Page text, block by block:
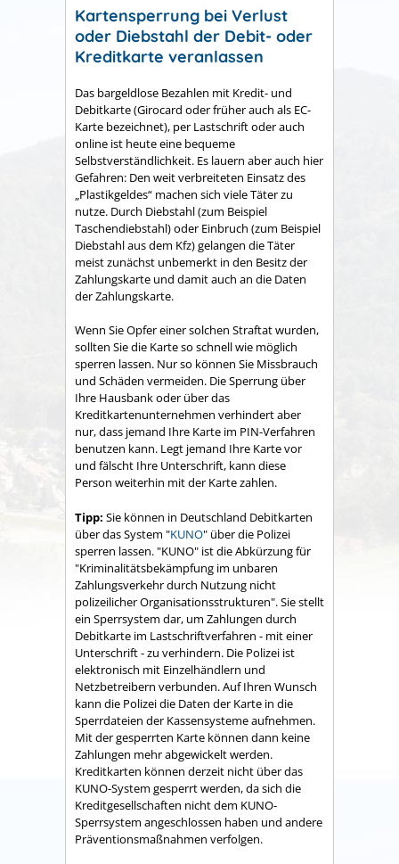
Kartensperrung bei Verlust
oder Diebstahl der Debit- oder
Kreditkarte veranlassen
Das bargeldlose Bezahlen mit Kredit- und
Debitkarte (Girocard oder früher auch als EC-
Karte bezeichnet), per Lastschrift oder auch
online ist heute eine bequeme
Selbstverständlichkeit. Es lauern aber auch hier
Gefahren: Den weit verbreiteten Einsatz des
„Plastikgeldes“ machen sich viele Täter zu
nutze. Durch Diebstahl(zum Beispiel
Taschendiebstahl)oder Einbruch (zum Beispiel
Diebstahl aus dem Kfz)gelangen die Täter
meist zunächst unbemerkt in den Besitz der
Zahlungskarte und damit auch an die Daten
der Zahlungskarte.
Wenn Sie Opfer einer solchen Straftat wurden,
sollten Sie die Karte so schnell wie möglich
sperren lassen. Nur so können Sie Missbrauch
und Schäden vermeiden. Die Sperrung über
Ihre Hausbank oder über das
Kreditkartenunternehmen verhindert aber
nur, dass jemand Ihre Karte im PIN-Verfahren
benutzen kann. Legt jemand Ihre Karte vor
und fälscht Ihre Unterschrift, kann diese
Person weiterhin mit der Karte zahlen.
Tipp: Sie können in Deutschland Debitkarten
über das System "KUNO" über die Polizei
sperren lassen."KUNO" ist die Abkürzung für
"Kriminalitätsbekämpfung im unbaren
Zahlungsverkehr durch Nutzung nicht
polizeilicher Organisationsstrukturen". Sie stellt
ein Sperrsystem dar, um Zahlungen durch
Debitkarte im Lastschriftverfahren - mit einer
Unterschrift - zu verhindern. Die Polizei ist
elektronisch mit Einzelhändlern und
Netzbetreibern verbunden. Auf Ihren Wunsch
kann die Polizei die Daten der Karte in die
Sperrdateien der Kassensysteme aufnehmen.
Mit der gesperrten Karte können dann keine
Zahlungen mehr abgewickelt werden.
Kreditkarten können derzeit nicht über das
KUNO-System gesperrt werden, da sich die
Kreditgesellschaften nicht dem KUNO-
Sperrsystem angeschlossen haben und andere
Präventionsmaßnahmen verfolgen.